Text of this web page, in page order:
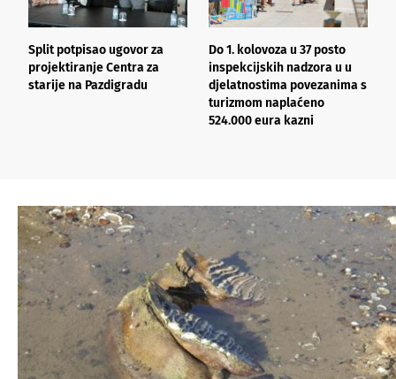
Split potpisao ugovor za
projektiranje Centra za
starije na Pazdigradu
Do 1. kolovoza u 37 posto
inspekcijskih nadzora u u
djelatnostima povezanima s
turizmom naplaćeno
524.000 eura kazni